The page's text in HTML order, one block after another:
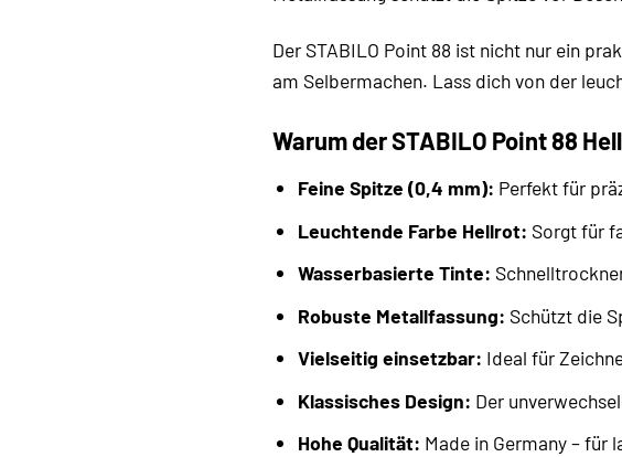
Der STABILO Point 88 ist nicht nur ein
am Selbermachen. Lass dich von der
Warum der STABILO Point 88
Feine Spitze (0,4 mm): Perfekt für
Leuchtende Farbe Hellrot: Sorgt für
Wasserbasierte Tinte:
Robuste Metallfassung: Schützt die
Vielseitig einsetzbar: Ideal für
Klassisches Design: Der
Hohe Qualität: Made in Germany – für